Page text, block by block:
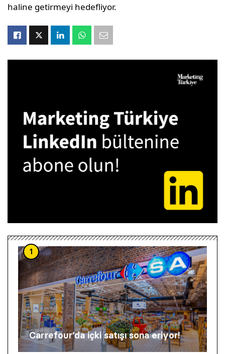
haline getirmeyi hedefliyor.
1
Carrefour’da içki satışı sona eriyor!